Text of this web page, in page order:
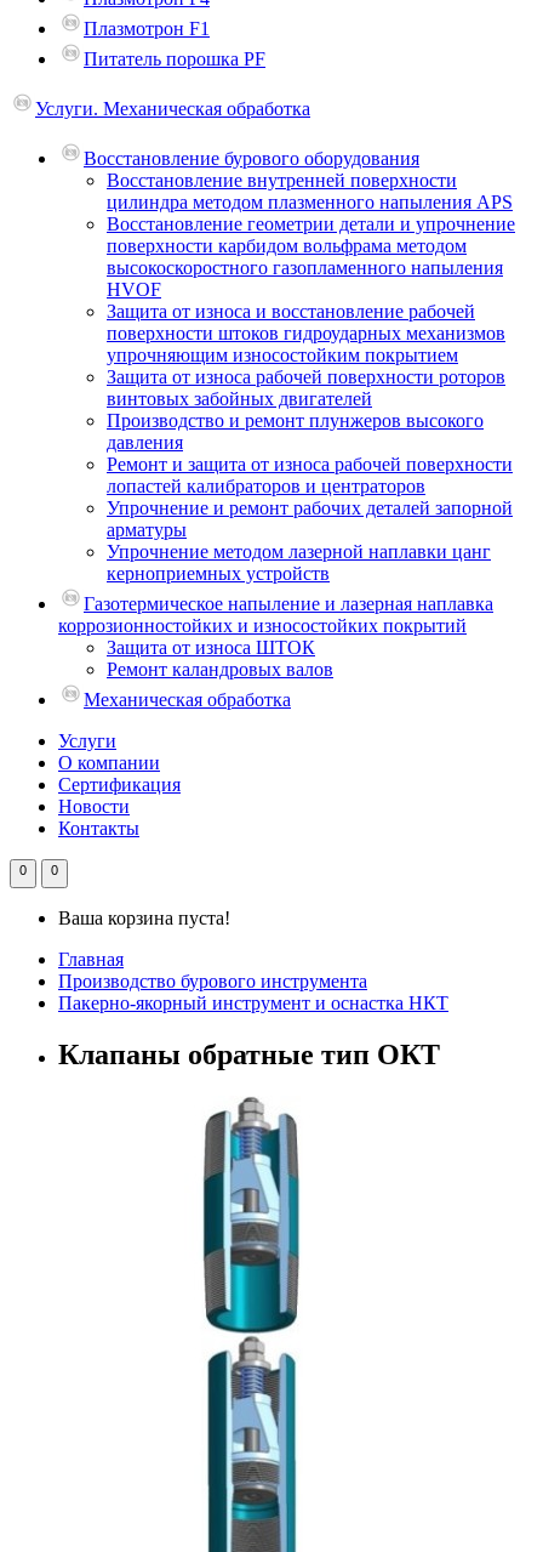
Плазмотрон F1
Питатель порошка PF
Услуги. Механическая обработка
Восстановление бурового оборудования
Восстановление внутренней поверхности
цилиндра методом плазменного напыления APS
Восстановление геометрии детали и упрочнение
поверхности карбидом вольфрама методом
высокоскоростного газопламенного напыления
HVOF
Защита от износа и восстановление рабочей
поверхности штоков гидроударных механизмов
упрочняющим износостойким покрытием
Защита от износа рабочей поверхности роторов
винтовых забойных двигателей
Производство и ремонт плунжеров высокого
давления
Ремонт и защита от износа рабочей поверхности
лопастей калибраторов и центраторов
Упрочнение и ремонт рабочих деталей запорной
арматуры
Упрочнение методом лазерной наплавки цанг
керноприемных устройств
Газотермическое напыление и лазерная наплавка
коррозионностойких и износостойких покрытий
Защита от износа ШТОК
Ремонт каландровых валов
Механическая обработка
Услуги
О компании
Сертификация
Новости
Контакты
0 0
Ваша корзина пуста!
Главная
Производство бурового инструмента
Пакерно-якорный инструмент и оснастка НКТ
Клапаны обратные тип ОКТ